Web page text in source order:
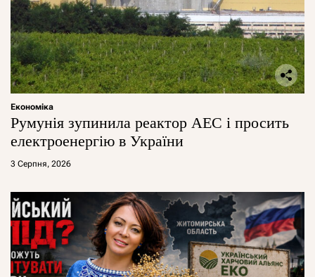
Економіка
Румунія зупинила реактор АЕС і просить
електроенергію в України
3 Серпня, 2026